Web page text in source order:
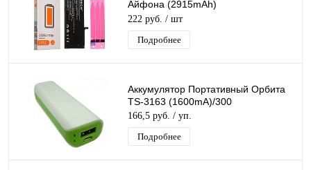
Айфона (2915mAh)
перезаряжаемая батарея
222 руб. / шт
Подробнее
Аккумулятор Портативный Орбита
TS-3163 (1600mA)/300
166,5 руб. / уп.
Подробнее